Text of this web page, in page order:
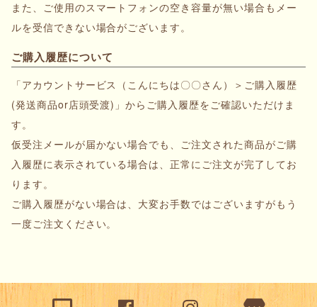
また、ご使用のスマートフォンの空き容量が無い場合もメー
ルを受信できない場合がございます。
ご購入履歴について
「アカウントサービス（こんにちは〇〇さん）＞ご購入履歴
(発送商品or店頭受渡)」からご購入履歴をご確認いただけま
す。
仮受注メールが届かない場合でも、ご注文された商品がご購
入履歴に表示されている場合は、正常にご注文が完了してお
ります。
ご購入履歴がない場合は、大変お手数ではございますがもう
一度ご注文ください。